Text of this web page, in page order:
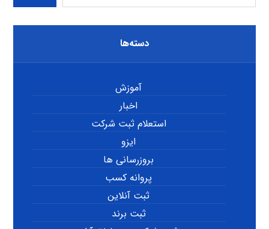
دسته‌ها
آموزش
اخبار
استعلام ثبت شرکت
ایزو
بروزرسانی ها
پروانه کسب
ثبت آنلاین
ثبت برند